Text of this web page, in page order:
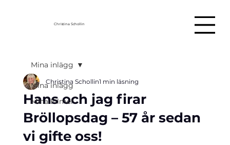
Christina Schollin
Mina inlägg
Mina Filmer
Mina inlägg
Hans och jag firar
Bröllopsdag – 57 år sedan
vi gifte oss!
Christina Schollin1 min läsning